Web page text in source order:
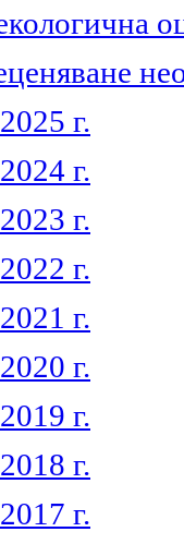
г.
г.
г.
г.
г.
г.
г.
г.
г.